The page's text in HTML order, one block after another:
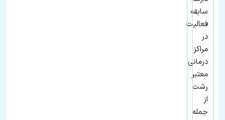
سابقه
فعالیت
در
مراکز
درمانی
معتبر
رشت
از
جمله